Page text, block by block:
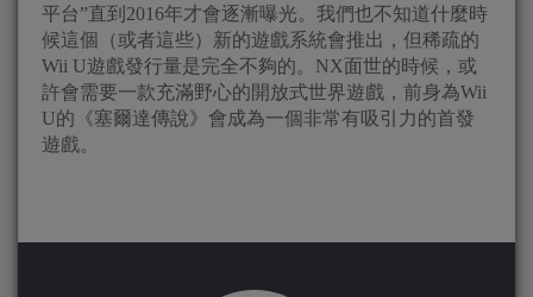
平台”直到2016年才會逐漸曝光。我們也不知道什麼時
候這個（或者這些）新的遊戲系統會推出，但稀疏的
Wii U遊戲發行量是完全不夠的。NX面世的時候，或
許會需要一款充滿野心的開放式世界遊戲，前身為Wii
U的《塞爾達傳說》會成為一個非常有吸引力的首發
遊戲。